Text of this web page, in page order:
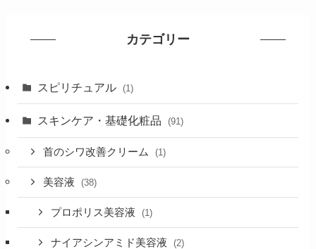
カテゴリー
スピリチュアル (1)
スキンケア・基礎化粧品 (91)
首のシワ改善クリーム (1)
美容液 (38)
プロポリス美容液 (1)
ナイアシンアミド美容液 (2)